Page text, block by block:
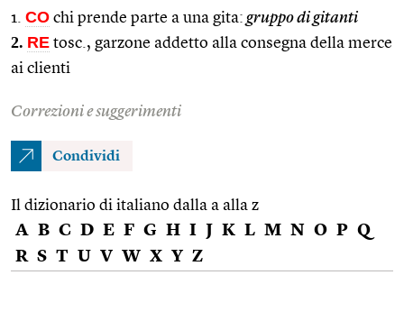
1. CO chi prende parte a una gita: gruppo di gitanti
2. RE tosc., garzone addetto alla consegna della merce
ai clienti
Correzioni e suggerimenti
Condividi
Il dizionario di italiano dalla a alla z
A B C D E F G H I J K L M N O P Q
R S T U V W X Y Z